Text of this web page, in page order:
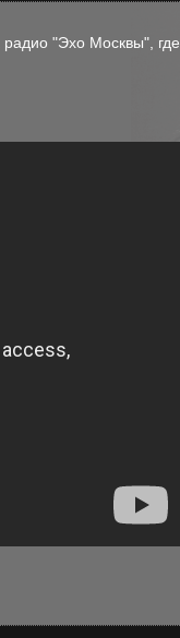
"Эхо Москвы", где